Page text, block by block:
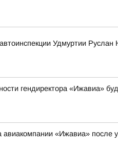
Удмуртии
гендиректора «Ижавиа»
авиакомпании «Ижавиа» после